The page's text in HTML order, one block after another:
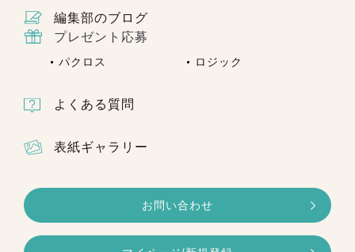
編集部のブログ
プレゼント応募
パクロス ロジック
よくある質問
表紙ギャラリー
お問い合わせ